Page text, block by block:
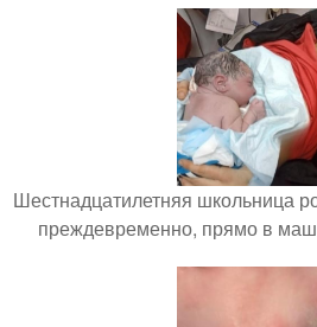
Шестнадцатилетняя школьница
преждевременно, прямо в